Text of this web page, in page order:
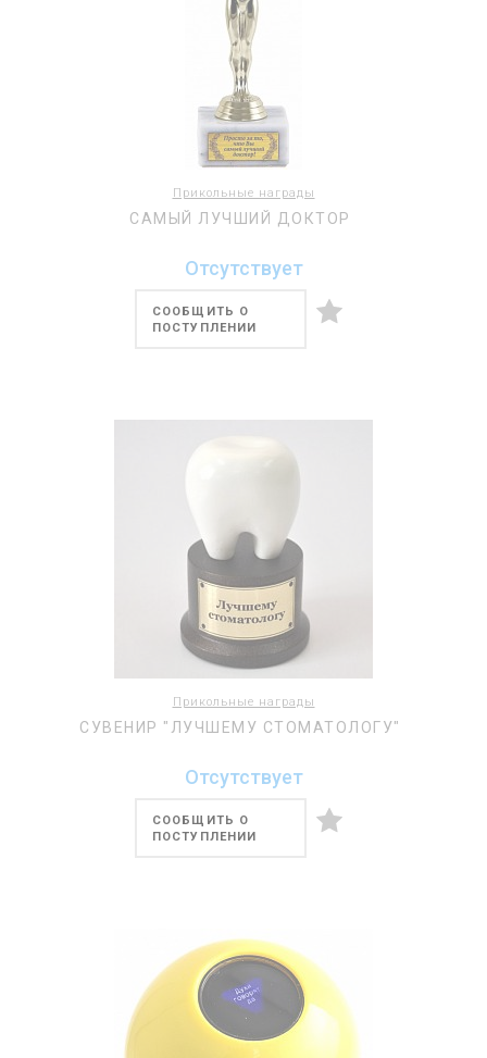
Прикольные награды
САМЫЙ ЛУЧШИЙ ДОКТОР
Отсутствует
СООБЩИТЬ О
ПОСТУПЛЕНИИ
Прикольные награды
СУВЕНИР "ЛУЧШЕМУ СТОМАТОЛОГУ"
Отсутствует
СООБЩИТЬ О
ПОСТУПЛЕНИИ